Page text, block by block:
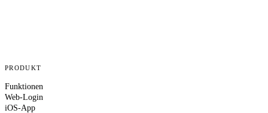
PRODUKT
Funktionen
Web-Login
iOS-App